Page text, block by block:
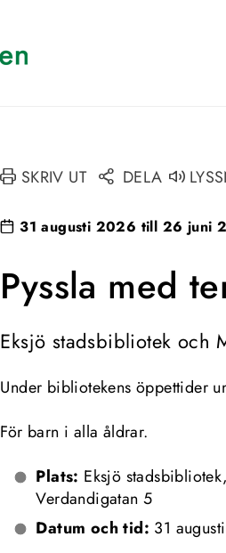
SKRIV UT DELA
31 augusti 2026 till 26 juni
Pyssla med
Eksjö stadsbibliotek och
Under bibliotekens öppettider
För barn i alla åldrar.
Plats: Eksjö
Verdandigatan 5
Datum och tid: 31